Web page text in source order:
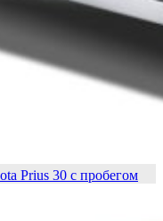
Prius 30 с пробегом